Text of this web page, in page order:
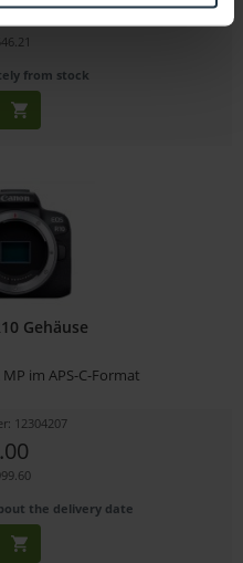
from stock
Gehäuse
im APS-C-Format
12304207
the delivery date